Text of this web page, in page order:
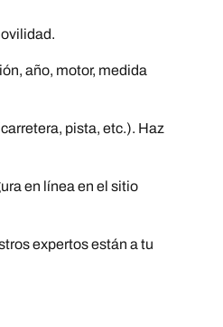
año, motor, medida
pista, etc.). Haz
en línea en el sitio
expertos están a tu